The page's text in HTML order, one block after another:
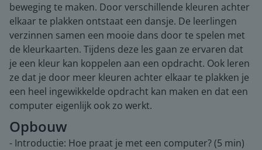
beweging te maken. Door verschillende kleuren achter
elkaar te plakken ontstaat een dansje. De leerlingen
verzinnen samen een mooie dans door te spelen met
de kleurkaarten. Tijdens deze les gaan ze ervaren dat
je een kleur kan koppelen aan een opdracht. Ook leren
ze dat je door meer kleuren achter elkaar te plakken je
een heel ingewikkelde opdracht kan maken en dat een
computer eigenlijk ook zo werkt.
Opbouw
- Introductie: Hoe praat je met een computer? (5 min)